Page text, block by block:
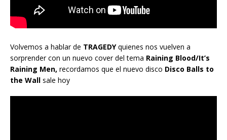
Volvemos a hablar de TRAGEDYquienes nos vuelven a
sorprender con un nuevo cover del tema Raining Blood/It’s
Raining Men, recordamos que el nuevo disco Disco Balls to
the Wall sale hoy